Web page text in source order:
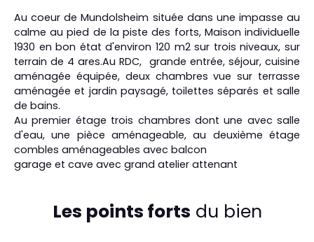
Au coeur de Mundolsheim située dans une impasse au
calme au pied de la piste des forts, Maison individuelle
1930 en bon état d'environ 120 m2 sur trois niveaux, sur
terrain de 4 ares.Au RDC, grande entrée, séjour, cuisine
aménagée équipée, deux chambres vue sur terrasse
aménagée et jardin paysagé, toilettes séparés et salle
de bains.
Au premier étage trois chambres dont une avec salle
d'eau, une pièce aménageable, au deuxième étage
combles aménageables avec balcon
garage et cave avec grand atelier attenant
Les points forts du bien